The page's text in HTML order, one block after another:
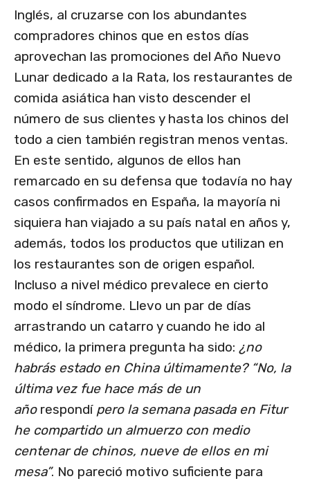
Inglés, al cruzarse con los abundantes
compradores chinos que en estos días
aprovechan las promociones del Año Nuevo
Lunar dedicado a la Rata, los restaurantes de
comida asiática han visto descender el
número de sus clientes y hasta los chinos del
todo a cien también registran menos ventas.
En este sentido, algunos de ellos han
remarcado en su defensa que todavía no hay
casos confirmados en España, la mayoría ni
siquiera han viajado a su país natal en años y,
además, todos los productos que utilizan en
los restaurantes son de origen español.
Incluso a nivel médico prevalece en cierto
modo el síndrome. Llevo un par de días
arrastrando un catarro y cuando he ido al
médico, la primera pregunta ha sido: ¿no
habrás estado en China últimamente? “No, la
última vez fue hace más de un
añorespondí pero la semana pasada en Fitur
he compartido un almuerzo con medio
centenar de chinos, nueve de ellos en mi
mesa”. No pareció motivo suficiente para